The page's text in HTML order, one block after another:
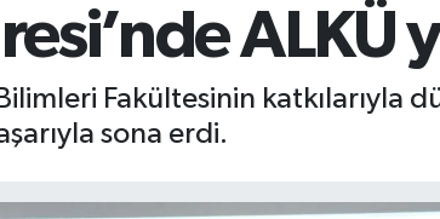
ALKÜ
Fakültesinin katkılarıyla
sona erdi.